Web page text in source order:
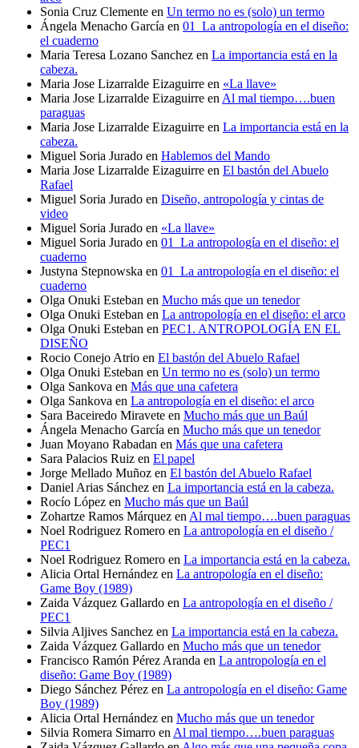
Sonia Cruz Clemente en Un termo no es (solo) un termo
Ángela Menacho García en 01_La antropología en el diseño:
el cuaderno
Maria Teresa Lozano Sanchez en La importancia está en la
cabeza.
Maria Jose Lizarralde Eizaguirre en «La llave»
Maria Jose Lizarralde Eizaguirre en Al mal tiempo….buen
paraguas
Maria Jose Lizarralde Eizaguirre en La importancia está en la
cabeza.
Miguel Soria Jurado en Hablemos del Mando
Maria Jose Lizarralde Eizaguirre en El bastón del Abuelo
Rafael
Miguel Soria Jurado en Diseño, antropología y cintas de
video
Miguel Soria Jurado en «La llave»
Miguel Soria Jurado en 01_La antropología en el diseño: el
cuaderno
Justyna Stepnowska en 01_La antropología en el diseño: el
cuaderno
Olga Onuki Esteban en Mucho más que un tenedor
Olga Onuki Esteban en La antropología en el diseño: el arco
Olga Onuki Esteban en PEC1. ANTROPOLOGÍA EN EL
DISEÑO
Rocio Conejo Atrio en El bastón del Abuelo Rafael
Olga Onuki Esteban en Un termo no es (solo) un termo
Olga Sankova en Más que una cafetera
Olga Sankova en La antropología en el diseño: el arco
Sara Baceiredo Miravete en Mucho más que un Baúl
Ángela Menacho García en Mucho más que un tenedor
Juan Moyano Rabadan en Más que una cafetera
Sara Palacios Ruiz en El papel
Jorge Mellado Muñoz en El bastón del Abuelo Rafael
Daniel Arias Sánchez en La importancia está en la cabeza.
Rocío López en Mucho más que un Baúl
Zohartze Ramos Márquez en Al mal tiempo….buen paraguas
Noel Rodriguez Romero en La antropología en el diseño /
PEC1
Noel Rodriguez Romero en La importancia está en la cabeza.
Alicia Ortal Hernández en La antropología en el diseño:
Game Boy (1989)
Zaida Vázquez Gallardo en La antropología en el diseño /
PEC1
Silvia Aljives Sanchez en La importancia está en la cabeza.
Zaida Vázquez Gallardo en Mucho más que un tenedor
Francisco Ramón Pérez Aranda en La antropología en el
diseño: Game Boy (1989)
Diego Sánchez Pérez en La antropología en el diseño: Game
Boy (1989)
Alicia Ortal Hernández en Mucho más que un tenedor
Silvia Romera Simarro en Al mal tiempo….buen paraguas